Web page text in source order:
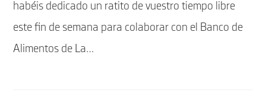
habéis dedicado un ratito de vuestro tiempo libre
este fin de semana para colaborar con el Banco de
Alimentos de La…